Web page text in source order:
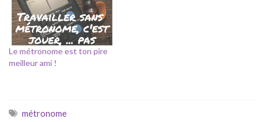
Le métronome est ton pire
meilleur ami !
métronome